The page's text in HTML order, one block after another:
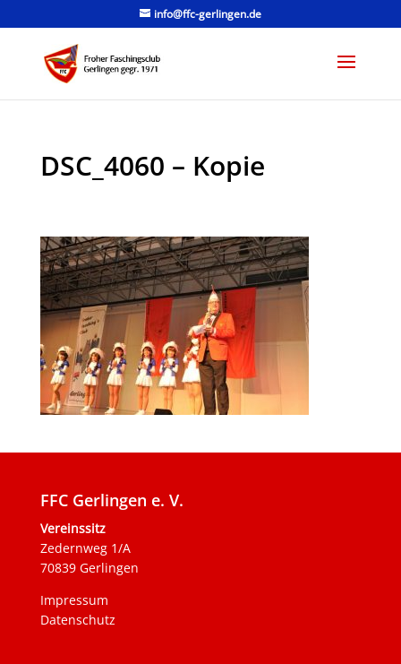
info@ffc-gerlingen.de
DSC_4060 – Kopie
FFC Gerlingen e. V.
Vereinssitz
Zedernweg 1/A
70839 Gerlingen
Impressum
Datenschutz